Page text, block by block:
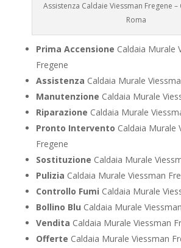
Assistenza Caldaie Viessman Fregene
Roma
Prima Accensione Caldaia Murale
Fregene
Assistenza Caldaia Murale
Manutenzione Caldaia Murale
Riparazione Caldaia Murale
Pronto Intervento Caldaia Murale
Fregene
Sostituzione Caldaia Murale
Pulizia Caldaia Murale Viessman
Controllo Fumi Caldaia Murale
Bollino Blu Caldaia Murale
Vendita Caldaia Murale Viessman
Offerte Caldaia Murale Viessman